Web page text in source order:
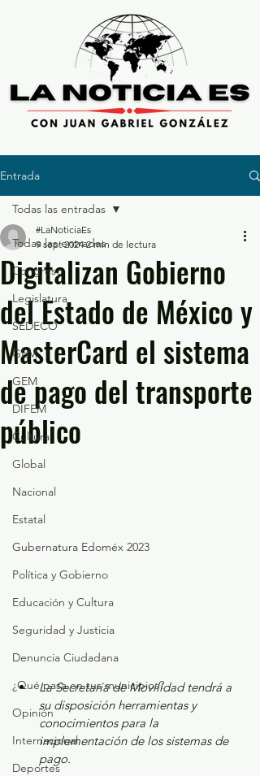
Entrada
Todas las entradas
Congreso
Legislatura
SEDECO
GEM
GEM
DIFEM
Cultura
Global
Nacional
Estatal
Gubernatura Edoméx 2023
Política y Gobierno
Educación y Cultura
Seguridad y Justicia
Denuncia Ciudadana
¿Qué pasa en tus municipios?
Opinión
Internacional
Deportes
Todas las entradas
Digitalizan Gobierno
del Estado de México y
MasterCard el sistema
de pago del transporte
público
#LaNoticiaEs
9 sept 2024 2 min de lectura
La Secretaría de Movilidad tendrá a
su disposición herramientas y
conocimientos para la
implementación de los sistemas de
pago.